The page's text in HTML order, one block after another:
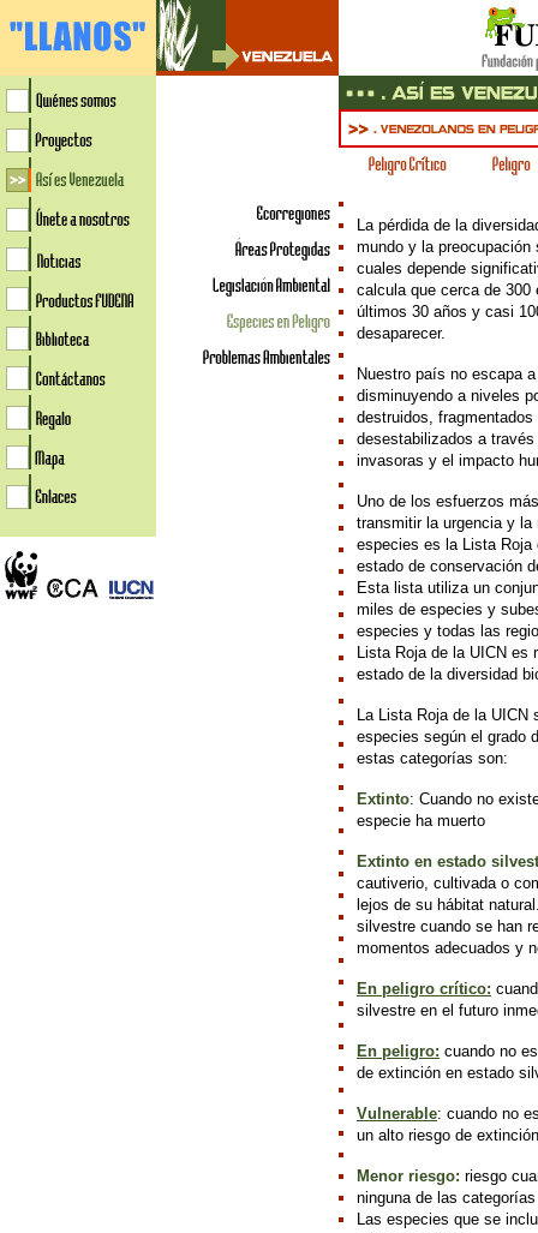
La pérdida de la
mundo y la
cuales depende
calcula que cerca de
últimos 30 años y casi
desaparecer.
Nuestro país no escapa
disminuyendo a niveles
destruidos,
desestabilizados a
invasoras y el impacto
Uno de los esfuerzos
transmitir la urgencia y la
especies es la Lista
estado de conservación
Esta lista utiliza un
miles de especies y
especies y todas las
Lista Roja de la UICN es
estado de la diversidad
La Lista Roja de la UICN
especies según el grado
estas categorías son:
Extinto: Cuando no
especie ha muerto
Extinto en estado
cautiverio, cultivada o
lejos de su hábitat
silvestre cuando se han
momentos adecuados y
En peligro crítico:
silvestre en el futuro
En peligro: cuando no
de extinción en estado
Vulnerable: cuando no
un alto riesgo de
Menor riesgo: riesgo
ninguna de las
Las especies que se